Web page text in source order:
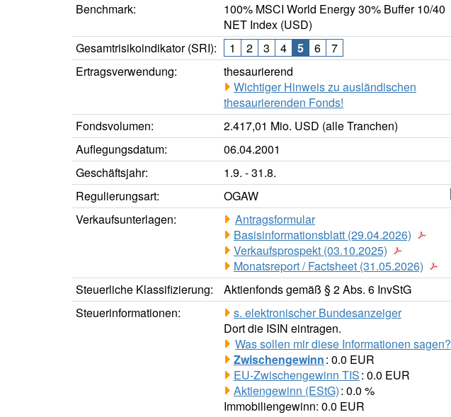
Benchmark:
100% MSCI World Energy 30% Buffer 10/40
NET Index (USD)
Gesamtrisikoindikator (SRI):
1 2 3 4 5 6
7
Ertragsverwendung:
thesaurierend
Wichtiger Hinweis zu ausländischen
thesaurierenden Fonds!
Fondsvolumen:
2.417,01 Mio. USD (alle Tranchen)
Auflegungsdatum:
06.04.2001
Geschäftsjahr:
1.9. - 31.8.
Regulierungsart:
OGAW
Verkaufsunterlagen:
Antragsformular
Basisinformationsblatt (29.04.2026)
Verkaufsprospekt (03.10.2025)
Monatsreport / Factsheet (31.05.2026)
Steuerliche Klassifizierung:
Aktienfonds gemäß § 2 Abs. 6 InvStG
Steuerinformationen:
s. elektronischer Bundesanzeiger
Dort die ISIN eintragen.
Was sollen mir diese Informationen sagen?
Zwischengewinn: 0.0 EUR
EU-Zwischengewinn TIS: 0.0 EUR
Aktiengewinn (EStG): 0.0 %
Immobiliengewinn: 0.0 EUR